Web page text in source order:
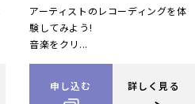
アーティストのレコーディングを体
験してみよう!
音楽をクリ...
申し込む 詳しく見る